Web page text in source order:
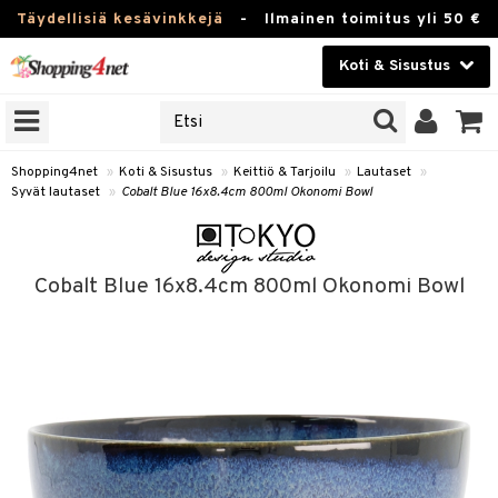
Täydellisiä kesävinkkejä - Ilmainen toimitus yli 50 €
Koti & Sisustus
Kauneudenhoito
Piilolinssit
Fitness
Tuotemerkkejä
Kampanjat
Shopping4net » Koti & Sisustus » Keittiö & Tarjoilu » Lautaset »
Syvät lautaset » Cobalt Blue 16x8.4cm 800ml Okonomi Bowl
Cobalt Blue 16x8.4cm 800ml Okonomi Bowl
Karahvit
Tee & Espresso